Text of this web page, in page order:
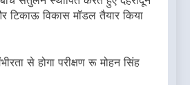
टिकाऊ विकास मॉडल तैयार किया
से होगा परीक्षण रू मोहन सिंह